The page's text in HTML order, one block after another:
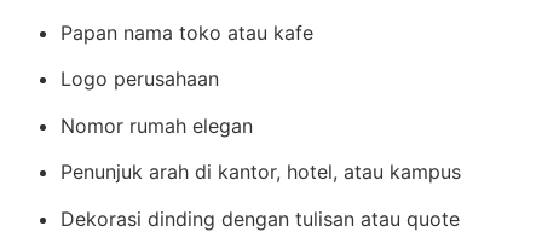
Papan nama toko atau kafe
Logo perusahaan
Nomor rumah elegan
Penunjuk arah di kantor, hotel, atau kampus
Dekorasi dinding dengan tulisan atau quote